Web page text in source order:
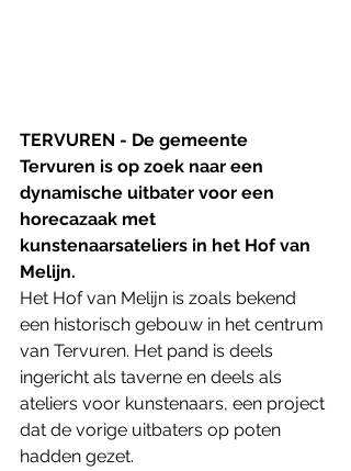
TERVUREN - De gemeente
Tervuren is op zoek naar een
dynamische uitbater voor een
horecazaak met
kunstenaarsateliers in het Hof van
Melijn.
Het Hof van Melijn is zoals bekend
een historisch gebouw in het centrum
van Tervuren. Het pand is deels
ingericht als taverne en deels als
ateliers voor kunstenaars, een project
dat de vorige uitbaters op poten
hadden gezet.